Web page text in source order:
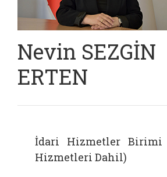
Nevin SEZGİN
ERTEN
İdari Hizmetler Birimi
Hizmetleri Dahil)